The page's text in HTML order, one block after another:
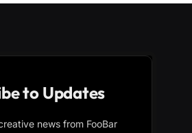
to Updates
news from FooBar